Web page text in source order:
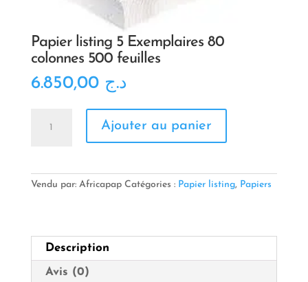
Papier listing 5 Exemplaires 80
colonnes 500 feuilles
د.ج 6.850,00
Exemplaires
feuilles
Ajouter au panier
Vendu par: Africapap Catégories : Papier listing, Papiers
Description
Avis (0)